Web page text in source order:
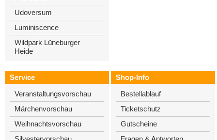
Udoversum
Luminiscence
Wildpark Lüneburger
Heide
Service
Veranstaltungsvorschau
Märchenvorschau
Weihnachtsvorschau
Shop-Info
Bestellablauf
Ticketschutz
Gutscheine